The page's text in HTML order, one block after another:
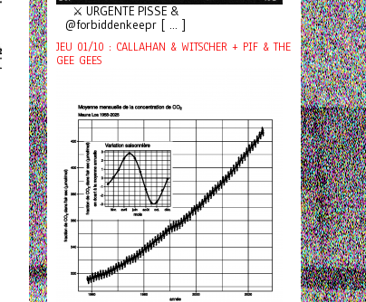
⚔️ URGENTE PISSE &
@forbiddenkeepr [ ... ]
JEU 01/10 : CALLAHAN & WITSCHER + PIF & THE
GEE GEES